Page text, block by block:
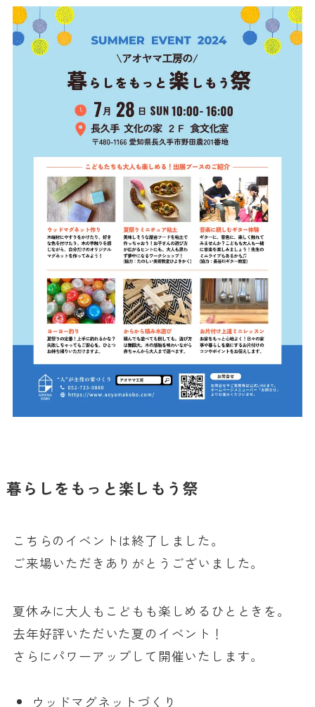
暮らしをもっと楽しもう祭
こちらのイベントは終了しました。
ご来場いただきありがとうございました。
夏休みに大人もこどもも楽しめるひとときを。
去年好評いただいた夏のイベント！
さらにパワーアップして開催いたします。
ウッドマグネットづくり